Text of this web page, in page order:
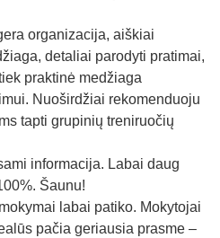
organizacija, aiškiai
detaliai parodyti pratimai,
praktinė medžiaga
Nuoširdžiai rekomenduoju
tapti grupinių treniruočių
informacija. Labai daug
Šaunu!
labai patiko. Mokytojai
pačia geriausia prasme –